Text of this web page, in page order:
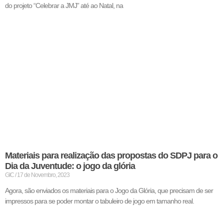
do projeto “Celebrar a JMJ” até ao Natal, na
Materiais para realização das propostas do SDPJ para o
Dia da Juventude: o jogo da glória
GIC 17 de Novembro, 2023
Agora, são enviados os materiais para o Jogo da Glória, que precisam de ser
impressos para se poder montar o tabuleiro de jogo em tamanho real.